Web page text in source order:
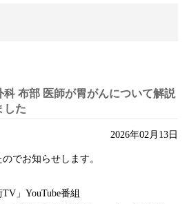
科 布部 医師が胃がんについて解説
した
2026年02月13日
でお知らせします。
」YouTube番組